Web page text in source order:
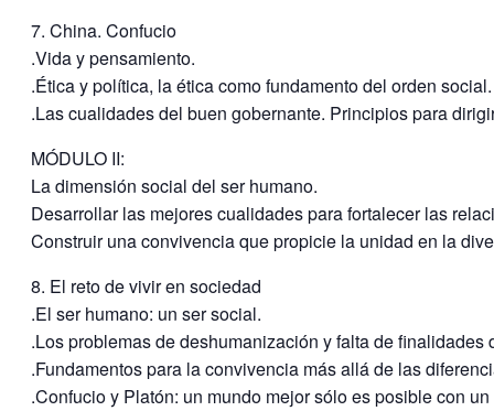
7. China. Confucio
.Vida y pensamiento.
.Ética y política, la ética como fundamento del orden
.Las cualidades del buen gobernante. Principios para
MÓDULO II:
La dimensión social del ser humano.
Desarrollar las mejores cualidades para fortalecer las
Construir una convivencia que propicie la unidad en la
8. El reto de vivir en sociedad
.El ser humano: un ser social.
.Los problemas de deshumanización y falta de finalidades
.Fundamentos para la convivencia más allá de las
.Confucio y Platón: un mundo mejor sólo es posible con